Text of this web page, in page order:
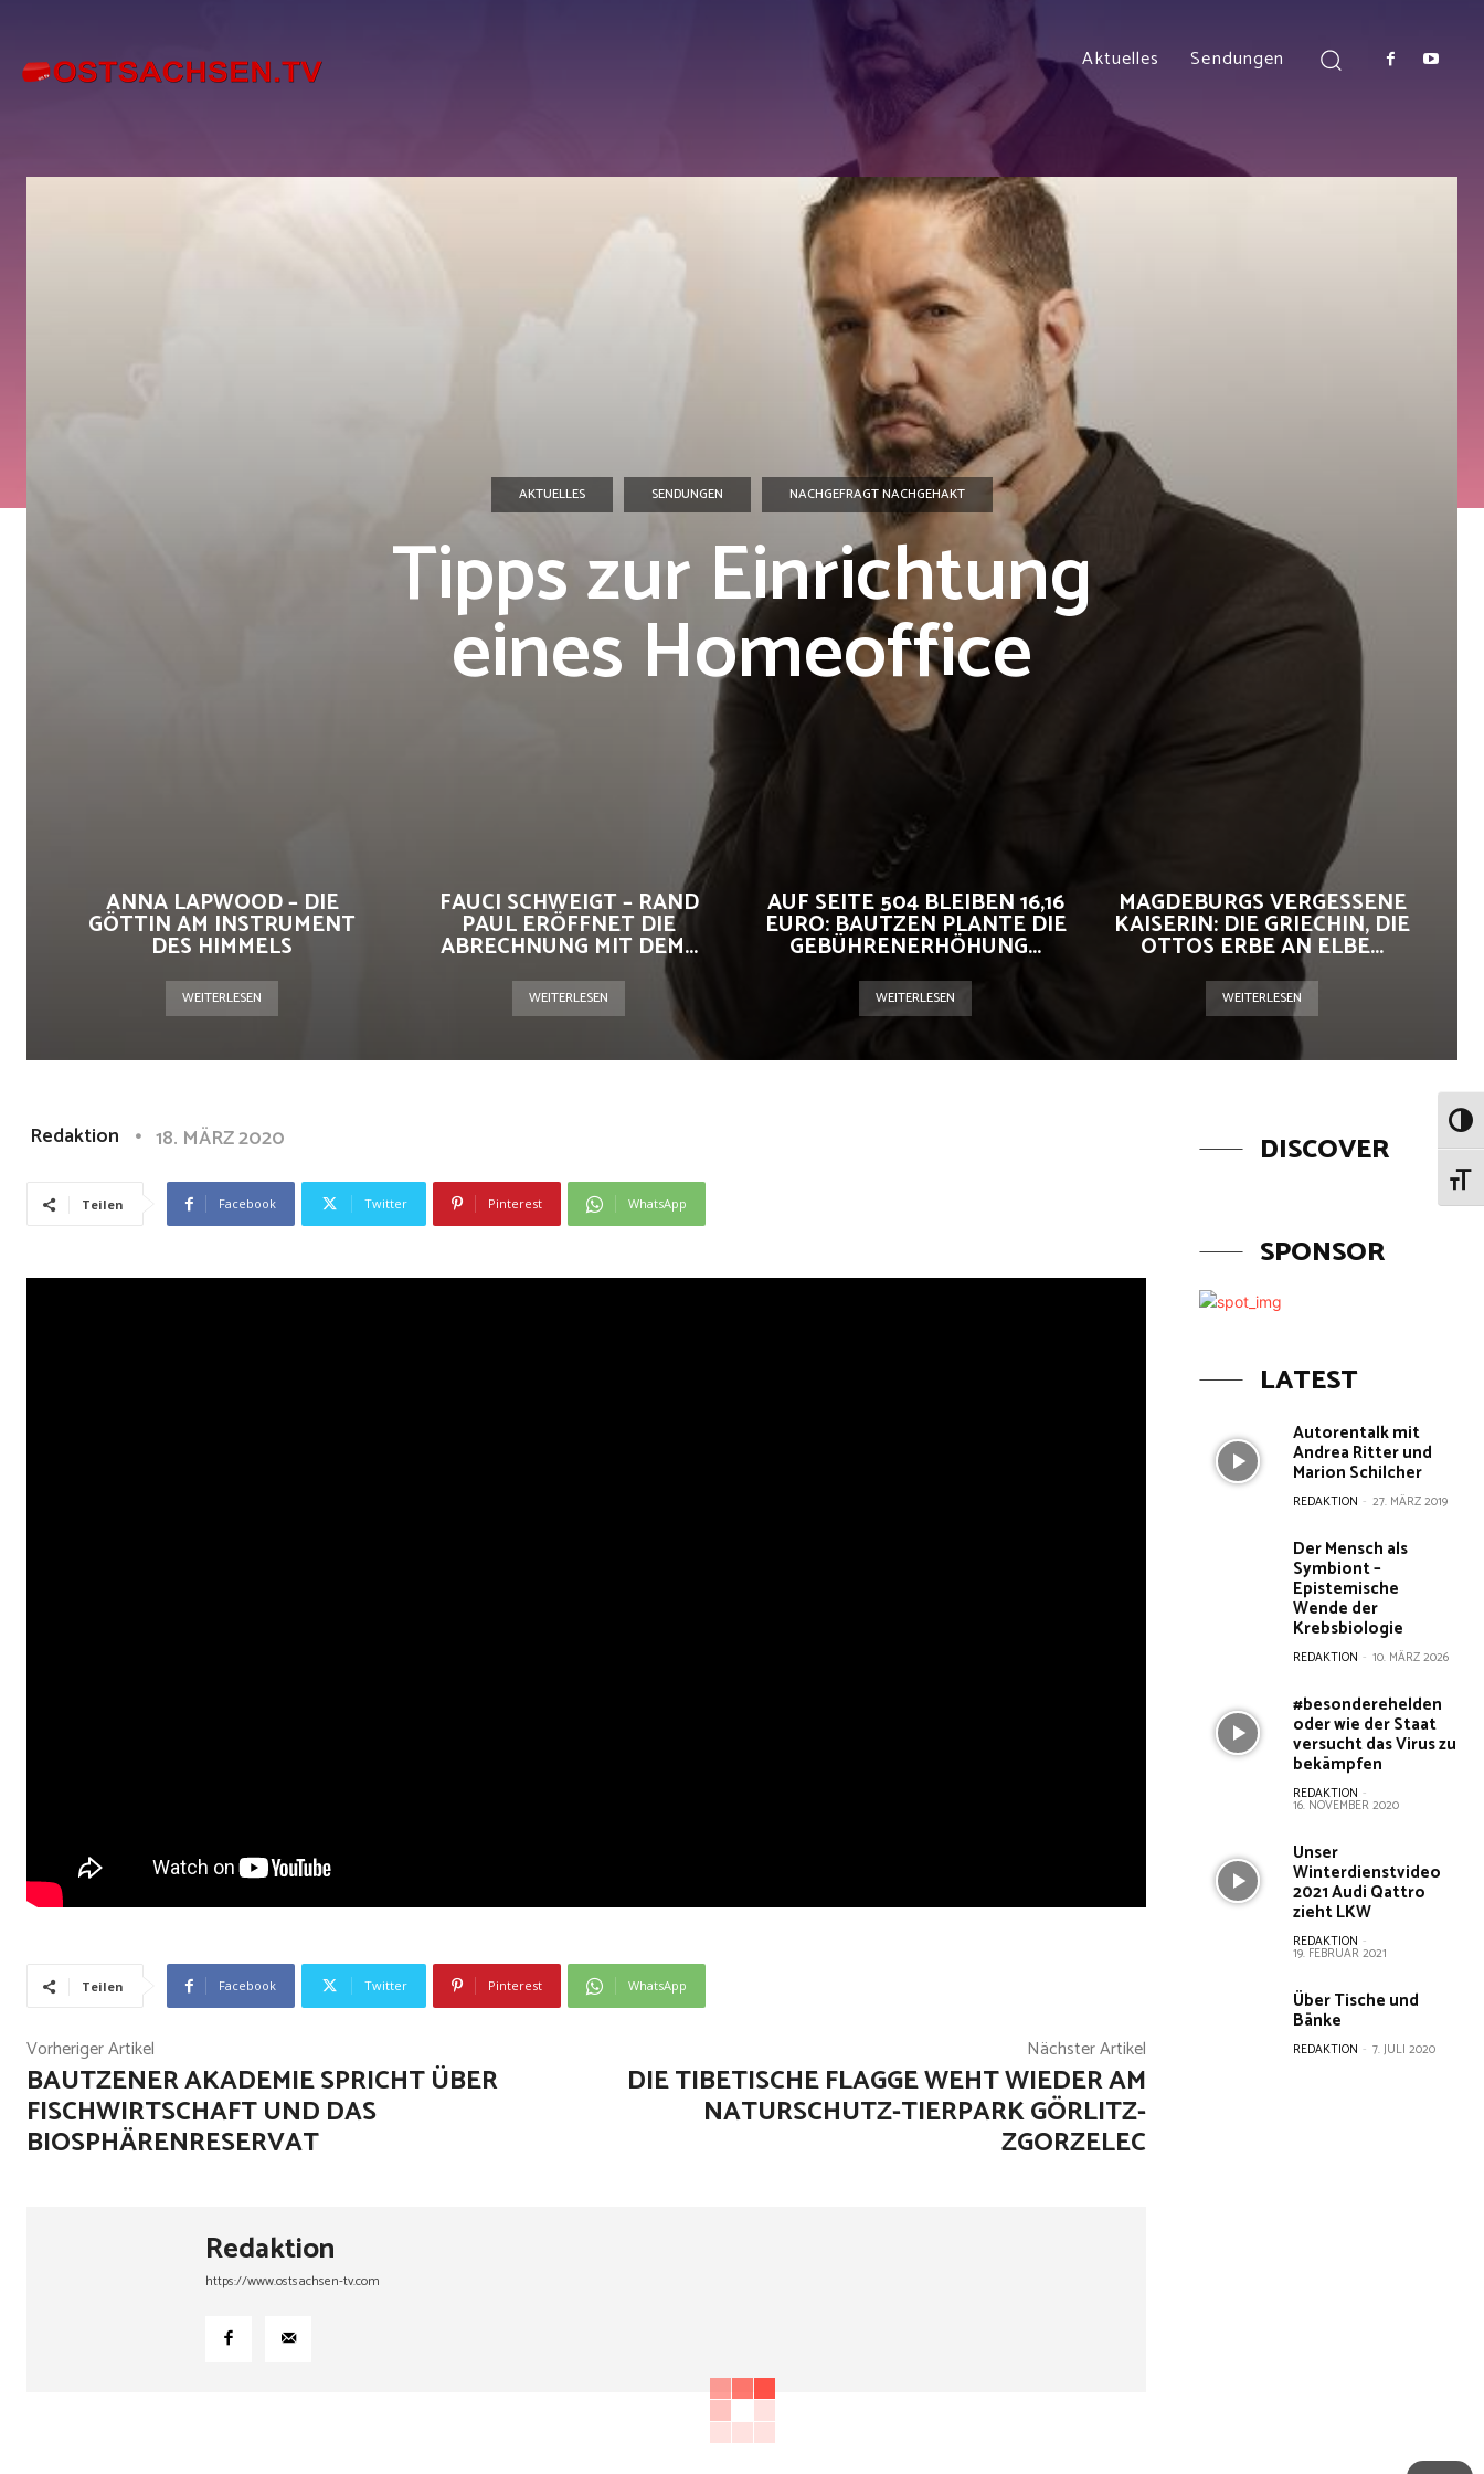
Aktuelles Sendungen
AKTUELLES SENDUNGEN NACHGEFRAGT NACHGEHAKT
Tipps zur Einrichtung
eines Homeoffice
ANNA LAPWOOD – DIE
GÖTTIN AM INSTRUMENT
DES HIMMELS
WEITERLESEN
FAUCI SCHWEIGT – RAND
PAUL ERÖFFNET DIE
ABRECHNUNG MIT DEM...
WEITERLESEN
AUF SEITE 504 BLEIBEN 16,16
EURO: BAUTZEN PLANTE DIE
GEBÜHRENERHÖHUNG...
WEITERLESEN
MAGDEBURGS VERGESSENE
KAISERIN: DIE GRIECHIN, DIE
OTTOS ERBE AN ELBE...
WEITERLESEN
Redaktion 18. MÄRZ 2020
Teilen Facebook Twitter Pinterest WhatsApp
Teilen Facebook Twitter Pinterest WhatsApp
Vorheriger Artikel
BAUTZENER AKADEMIE SPRICHT ÜBER
FISCHWIRTSCHAFT UND DAS
BIOSPHÄRENRESERVAT
Nächster Artikel
DIE TIBETISCHE FLAGGE WEHT WIEDER AM
NATURSCHUTZ-TIERPARK GÖRLITZ-
ZGORZELEC
Redaktion
https://www.ostsachsen-tv.com
DISCOVER
SPONSOR
LATEST
Autorentalk mit
Andrea Ritter und
Marion Schilcher
REDAKTION - 27. MÄRZ 2019
Der Mensch als
Symbiont –
Epistemische
Wende der
Krebsbiologie
REDAKTION - 10. MÄRZ 2026
#besonderehelden
oder wie der Staat
versucht das Virus zu
bekämpfen
REDAKTION -
16. NOVEMBER 2020
Unser
Winterdienstvideo
2021 Audi Qattro
zieht LKW
REDAKTION -
19. FEBRUAR 2021
Über Tische und
Bänke
REDAKTION - 7. JULI 2020